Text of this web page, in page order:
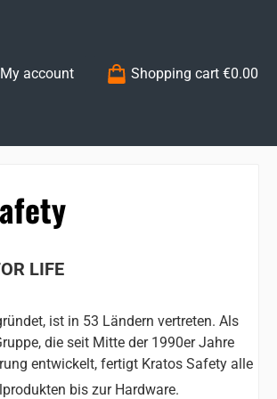
wishlist items
My account Shopping cart €0.00
LIFE
ist in 53 Ländern vertreten. Als
die seit Mitte der 1990er Jahre
entwickelt, fertigt Kratos Safety alle
bis zur Hardware.